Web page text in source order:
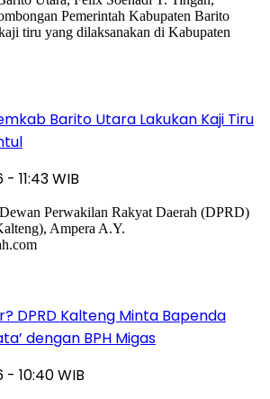
Barito Utara Lakukan Kaji Tiru
11:43 WIB
DPRD Kalteng Minta Bapenda
dengan BPH Migas
10:40 WIB